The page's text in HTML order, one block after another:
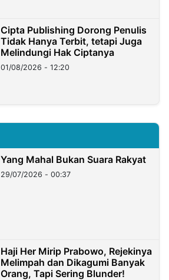
Cipta Publishing Dorong Penulis
Tidak Hanya Terbit, tetapi Juga
Melindungi Hak Ciptanya
01/08/2026 - 12:20
Yang Mahal Bukan Suara Rakyat
29/07/2026 - 00:37
Haji Her Mirip Prabowo, Rejekinya
Melimpah dan Dikagumi Banyak
Orang, Tapi Sering Blunder!